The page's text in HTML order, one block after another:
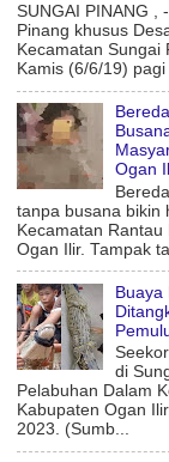
SUNGAI PINANG ,
Pinang khusus
Kecamatan Sungai
Kamis (6/6/19)
Ogan
tanpa busana bikin
Kecamatan
Ogan Ilir. Tampak
Buaya
di
Pelabuhan Dalam
Kabupaten Ogan
2023. (Sumb...